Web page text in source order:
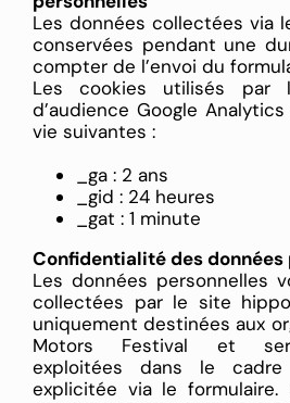
Les données collectées via
conservées pendant une
compter de l’envoi du
Les cookies utilisés par
d’audience Google
vie suivantes :
_ga : 2 ans
_gid : 24 heures
_gat : 1 minute
Confidentialité des données
Les données personnelles
collectées par le site
uniquement destinées aux
Motors Festival et
exploitées dans le
explicitée via le formulaire.